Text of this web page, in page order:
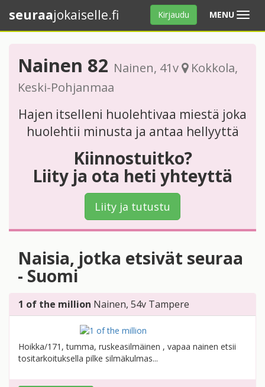
MENU Avaa
valikko
seuraajokaiselle.fi Kirjaudu
Nainen 82 Nainen, 41v Kokkola,
Keski-Pohjanmaa
Hajen itselleni huolehtivaa miestä joka
huolehtii minusta ja antaa hellyyttä
Kiinnostuitko?
Liity ja ota heti yhteyttä
Liity ja tutustu
Naisia, jotka etsivät seuraa
- Suomi
1 of the million Nainen, 54v Tampere
Hoikka/171, tumma, ruskeasilmäinen , vapaa nainen etsii
tositarkoituksella pilke silmäkulmas...